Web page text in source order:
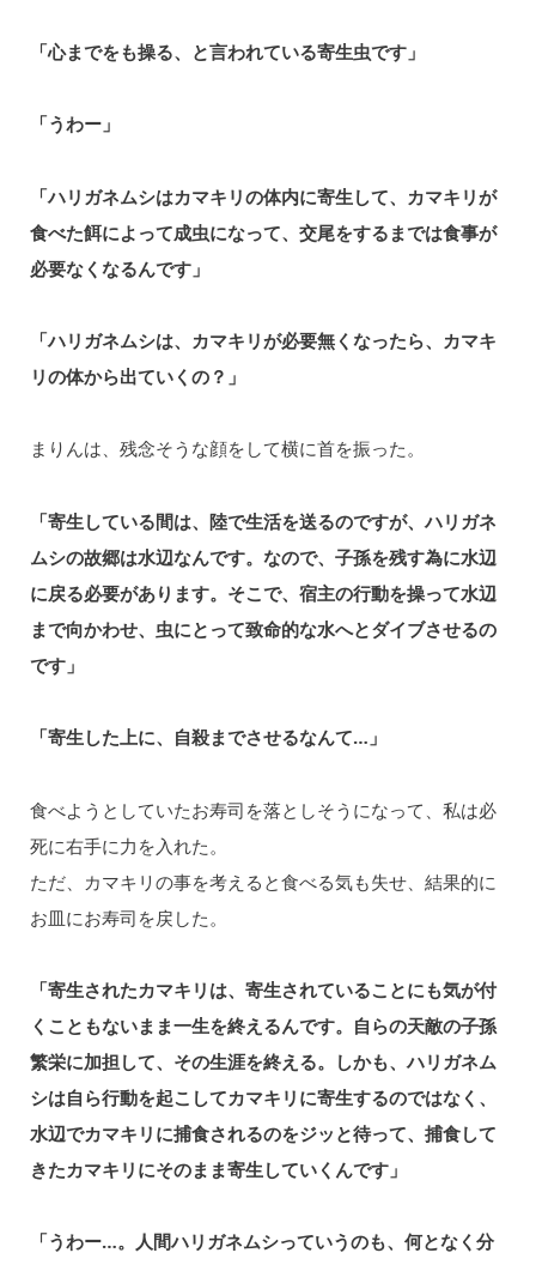
「心までをも操る、と言われている寄生虫です」
「うわー」
「ハリガネムシはカマキリの体内に寄生して、カマキリが
食べた餌によって成虫になって、交尾をするまでは食事が
必要なくなるんです」
「ハリガネムシは、カマキリが必要無くなったら、カマキ
リの体から出ていくの？」
まりんは、残念そうな顔をして横に首を振った。
「寄生している間は、陸で生活を送るのですが、ハリガネ
ムシの故郷は水辺なんです。なので、子孫を残す為に水辺
に戻る必要があります。そこで、宿主の行動を操って水辺
まで向かわせ、虫にとって致命的な水へとダイブさせるの
です」
「寄生した上に、自殺までさせるなんて…」
食べようとしていたお寿司を落としそうになって、私は必
死に右手に力を入れた。
ただ、カマキリの事を考えると食べる気も失せ、結果的に
お皿にお寿司を戻した。
「寄生されたカマキリは、寄生されていることにも気が付
くこともないまま一生を終えるんです。自らの天敵の子孫
繁栄に加担して、その生涯を終える。しかも、ハリガネム
シは自ら行動を起こしてカマキリに寄生するのではなく、
水辺でカマキリに捕食されるのをジッと待って、捕食して
きたカマキリにそのまま寄生していくんです」
「うわー…。人間ハリガネムシっていうのも、何となく分